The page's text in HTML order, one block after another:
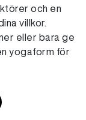
och en
villkor.
eller bara ge
yogaform för